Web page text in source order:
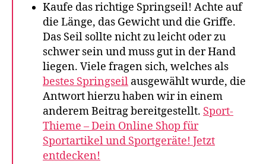
Kaufe das richtige Springseil! Achte auf
die Länge, das Gewicht und die Griffe.
Das Seil sollte nicht zu leicht oder zu
schwer sein und muss gut in der Hand
liegen. Viele fragen sich, welches als
bestes Springseil ausgewählt wurde, die
Antwort hierzu haben wir in einem
anderem Beitrag bereitgestellt. Sport-
Thieme – Dein Online Shop für
Sportartikel und Sportgeräte! Jetzt
entdecken!